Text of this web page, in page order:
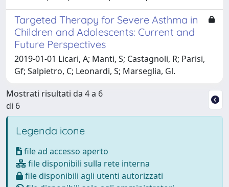
Targeted Therapy for Severe Asthma in
Children and Adolescents: Current and
Future Perspectives
2019-01-01 Licari, A; Manti, S; Castagnoli, R; Parisi,
Gf; Salpietro, C; Leonardi, S; Marseglia, Gl.
Mostrati risultati da 4 a 6
di 6
Legenda icone
file ad accesso aperto
file disponibili sulla rete interna
file disponibili agli utenti autorizzati